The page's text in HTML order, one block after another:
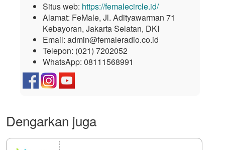
Situs web: https://femalecircle.id/
Alamat: FeMale, Jl. Adityawarman 71
Kebayoran, Jakarta Selatan, DKI
Email: admin@femaleradio.co.id
Telepon: (021) 7202052
WhatsApp: 08111568991
Dengarkan juga